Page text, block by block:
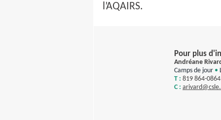
l’AQAIRS.
Pour plus
Andréane
Camps de jour •
T : 819 864-
C : arivard